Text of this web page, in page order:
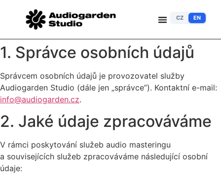
CZ EN
1. Správce osobních údajů
Správcem osobních údajů je provozovatel služby
Audiogarden Studio (dále jen „správce”). Kontaktní e-mail:
info@audiogarden.cz.
2. Jaké údaje zpracováváme
V rámci poskytování služeb audio masteringu
a souvisejících služeb zpracováváme následující osobní
údaje: